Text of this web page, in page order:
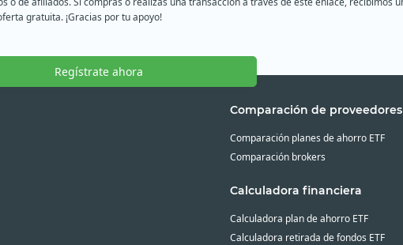
Regístrate ahora
gratuita. ¡Gracias por tu apoyo!
Comparación de proveedores
Comparación planes de ahorro ETF
Comparación brokers
Calculadora financiera
Calculadora plan de ahorro ETF
Calculadora retirada de fondos ETF